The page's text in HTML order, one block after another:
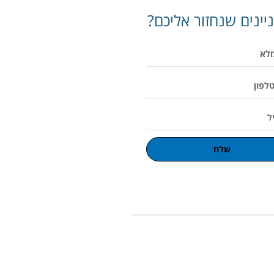
שנחזור אליכם?
שלח